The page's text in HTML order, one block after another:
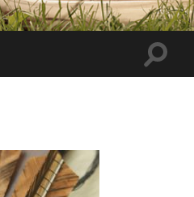
Tomasz
Bolik
Toggle